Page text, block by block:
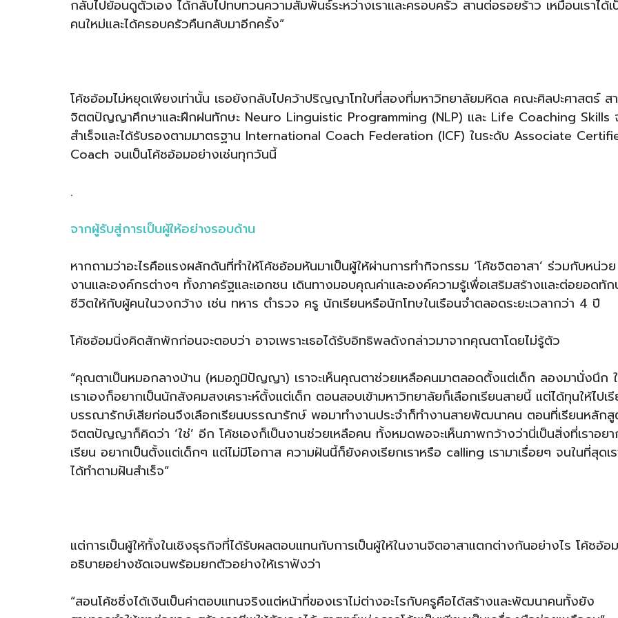
กลับไปย้อนดูตัวเอง ได้กลับไปทบทวนความสัมพันธ์ระหว่างเราและครอบครัว สานต่อรอยร้าว เหมือนเราได้เ
คนใหม่และได้ครอบครัวคืนกลับมาอีกครั้ง”
โค้ชอ้อมไม่หยุดเพียงเท่านั้น เธอยังกลับไปคว้าปริญญาโทใบที่สองที่มหาวิทยาลัยมหิดล คณะศิลปะศาสตร์ ส
จิตตปัญญาศึกษาและฝึกฝนทักษะ Neuro Linguistic Programming (NLP) และ Life Coaching Skills
สำเร็จและได้รับรองตามมาตรฐาน International Coach Federation (ICF) ในระดับ Associate
Coach จนเป็นโค้ชอ้อมอย่างเช่นทุกวันนี้
.
จากผู้รับสู่การเป็นผู้ให้อย่างรอบด้าน
หากถามว่าอะไรคือแรงผลักดันที่ทำให้โค้ชอ้อมหันมาเป็นผู้ให้ผ่านการทำกิจกรรม ‘โค้ชจิตอาสา’ ร่วมกับหน่วย
งานและองค์กรต่างๆ ทั้งภาครัฐและเอกชน เดินทางมอบคุณค่าและองค์ความรู้เพื่อเสริมสร้างและต่อยอดทัก
ชีวิตให้กับผู้คนในวงกว้าง เช่น ทหาร ตำรวจ ครู นักเรียนหรือนักโทษในเรือนจำตลอดระยะเวลากว่า 4 ปี
โค้ชอ้อมนิ่งคิดสักพักก่อนจะตอบว่า อาจเพราะเธอได้รับอิทธิพลดังกล่าวมาจากคุณตาโดยไม่รู้ตัว
“คุณตาเป็นหมอกลางบ้าน (หมอภูมิปัญญา) เราจะเห็นคุณตาช่วยเหลือคนมาตลอดตั้งแต่เด็ก ลองมานั่งนึก
เราเองก็อยากเป็นนักสังคมสงเคราะห์ตั้งแต่เด็ก ตอนสอบเข้ามหาวิทยาลัยก็เลือกเรียนสายนี้ แต่ได้ทุนให้ไปเ
บรรณารักษ์เสียก่อนจึงเลือกเรียนบรรณารักษ์ พอมาทำงานประจำก็ทำงานสายพัฒนาคน ตอนที่เรียนหลักสู
จิตตปัญญาก็คิดว่า ‘ใช่’ อีก โค้ชเองก็เป็นงานช่วยเหลือคน ทั้งหมดพอจะเห็นภาพกว้างว่านี่เป็นสิ่งที่เราอย
เรียน อยากเป็นตั้งแต่เด็กๆ แต่ไม่มีโอกาส ความฝันนี้ก็ยังคงเรียกเราหรือ calling เรามาเรื่อยๆ จนในที่สุดเ
ได้ทำตามฝันสำเร็จ”
แต่การเป็นผู้ให้ทั้งในเชิงธุรกิจที่ได้รับผลตอบแทนกับการเป็นผู้ให้ในงานจิตอาสาแตกต่างกันอย่างไร โค้ชอ้อม
อธิบายอย่างชัดเจนพร้อมยกตัวอย่างให้เราฟังว่า
“สอนโค้ชชิ่งได้เงินเป็นค่าตอบแทนจริงแต่หน้าที่ของเราไม่ต่างอะไรกับครูคือได้สร้างและพัฒนาคนทั้งยัง